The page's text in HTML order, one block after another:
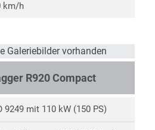
km/h
R920 Compact
9249 mit 110 kW (150 PS)